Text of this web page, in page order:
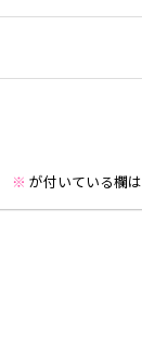
※ が付いている欄